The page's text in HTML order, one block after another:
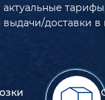
выдачи/доставки